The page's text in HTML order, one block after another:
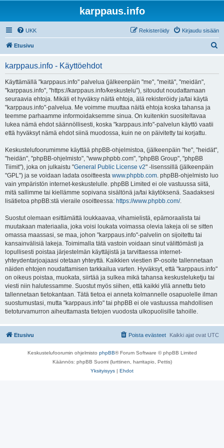
karppaus.info
UKK Kirjaudu sisään
Rekisteröidy
Etusivu
karppaus.info - Käyttöehdot
Käyttämällä "karppaus.info" palvelua (jälkeenpäin "me", "meitä", "meidän",
"karppaus.info", "https://karppaus.info/keskustelu"), sitoudut noudattamaan
seuraavia ehtoja. Mikäli et hyväksy näitä ehtoja, älä rekisteröidy ja/tai käytä
"karppaus.info"-palvelua. Me voimme muuttaa näitä ehtoja koska tahansa ja
teemme parhaamme informoidaksemme sinua. On kuitenkin suositeltavaa
lukea nämä ehdot säännöllisesti, koska "karppaus.info"-palvelun käyttö vaatii
että hyväksyt nämä ehdot siinä muodossa, kuin ne on päivitetty tai korjattu.
Keskustelufoorumimme käyttää phpBB-ohjelmistoa, (jälkeenpäin "he", "heidät",
"heidän", "phpBB-ohjelmisto", "www.phpbb.com", "phpBB Group", "phpBB
Tiimit"), joka on julkaistu "General Public License v2" -lisenssillä (jälkeenpäin
"GPL") ja se voidaan ladata osoitteesta www.phpbb.com. phpBB-ohjelmisto luo
vain ympäristön internet-keskustelulle. phpBB Limited ei ole vastuussa siitä,
mitä sallimme tai kiellämme sopivana sisältönä ja/tai käytöksenä. Saadaksesi
lisätietoa phpBB:stä vieraile osoitteessa: https://www.phpbb.com/.
Suostut olemaan esittämättä loukkaavaa, vihamielistä, epämoraalista tai
muutakaan materiaalia, joka voisi loukata voimassa olevia lakeja oli se sitten
omassa maassasi, se maa, johon "karppaus.info"-palvelin on sijoitettu tai
kansainvälisiä lakeja. Toimimalla tätä vastoin voidaan sinut välittömästi ja
lopullisesti poistaa järjestelmän käyttäjistä ja tarvittaessa internet-
yhteydentarjoajaasi otetaan yhteyttä. Kaikkien viestien IP-osoite tallennetaan
näiden ehtojen noudattamisen tarkkailua varten. Hyväksyt, että "karppaus.info"
on oikeus poistaa, muokata, siirtää ja sulkea mikä tahansa keskusteluketju tai
viesti niin halutessamme. Suostut myös siihen, että kaikki yllä annettu tieto
tallennetaan tietokantaan. Tätä tietoa ei anneta kolmannelle osapuolelle ilman
suostumustasi, mutta "karppaus.info" tai phpBB ei ole vastuussa mahdollisen
tietoturvamurron aiheuttamasta tietojen vuodosta ulkopuolisille tahoille.
Etusivu Kaikki ajat ovat UTC
Poista evästeet
Keskustelufoorumin ohjelmisto phpBB® Forum Software © phpBB Limited
Käännös: phpBB Suomi (lurttinen, harritapio, Pettis)
Yksityisyys | Ehdot